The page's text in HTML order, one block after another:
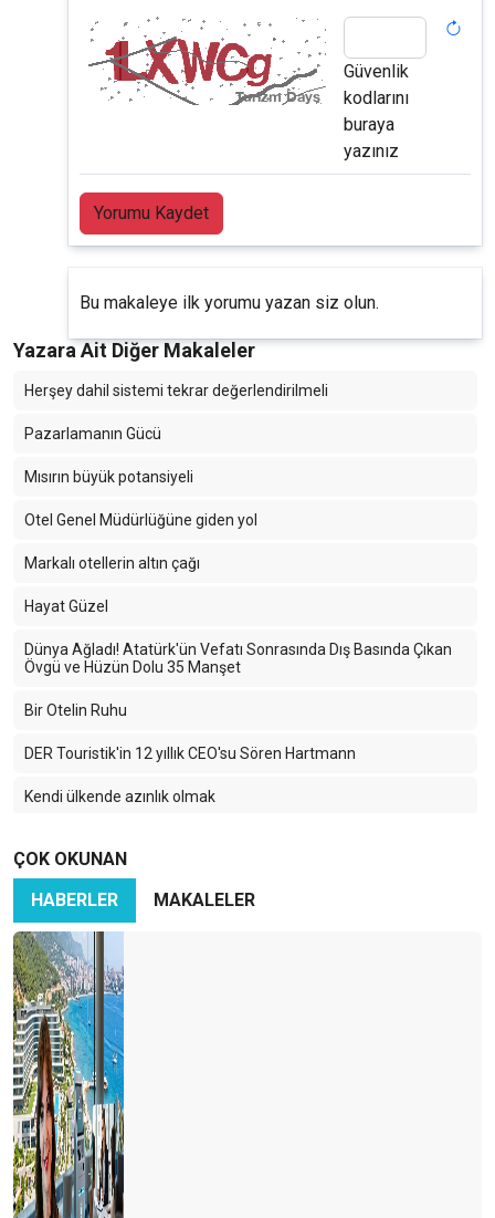
Güvenlik
kodlarını
buraya
yazınız
Yorumu Kaydet
Bu makaleye ilk yorumu yazan siz olun.
Yazara Ait Diğer Makaleler
Herşey dahil sistemi tekrar değerlendirilmeli
Pazarlamanın Gücü
Mısırın büyük potansiyeli
Otel Genel Müdürlüğüne giden yol
Markalı otellerin altın çağı
Hayat Güzel
Dünya Ağladı! Atatürk'ün Vefatı Sonrasında Dış Basında Çıkan
Övgü ve Hüzün Dolu 35 Manşet
Bir Otelin Ruhu
DER Touristik'in 12 yıllık CEO'su Sören Hartmann
Kendi ülkende azınlık olmak
Side'deki büyük değişim
Genel müdür, genel müdür müdür?
Resort otelciliğinin ve herşey dahilin altın çağı
Ekonomi Corona tanımaz
Kötünün daha kötüsü de varmış
Herkes bir gün Otelci olacak
Banka Otel Acente çıkmazı
FVW Workshop İstanbul’da yapıldı
ÇOK OKUNAN
HABERLER
MAKALELER